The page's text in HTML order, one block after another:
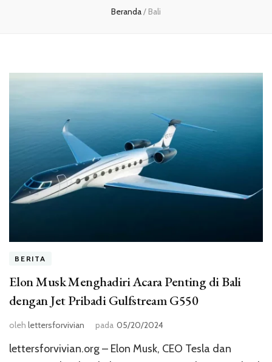
Beranda/ Bali
BERITA
Elon Musk Menghadiri Acara Penting di Bali
dengan Jet Pribadi Gulfstream G550
oleh lettersforvivian pada 05/20/2024
lettersforvivian.org – Elon Musk, CEO Tesla dan